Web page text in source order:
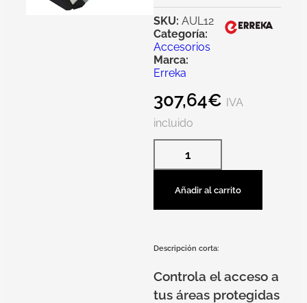
SKU: AUL12
Categoría:
Accesorios
Marca:
Erreka
307,64€ IVA
incluido
Añadir al carrito
Descripción corta:
Controla el acceso a
tus áreas protegidas